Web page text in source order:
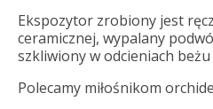
Ekspozytor zrobiony jest
ceramicznej, wypalany
szkliwiony w odcieniach beżu
Polecamy miłośnikom